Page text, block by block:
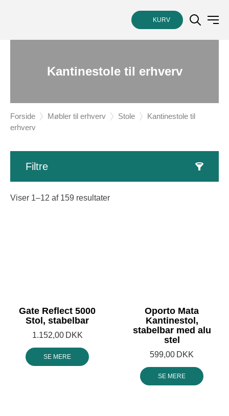
KURV
Kantinestole til erhverv
Forside Møbler til erhverv Stole
Kantinestole til
erhverv
Filtre
Viser 1–12 af 159 resultaterSorteret
Gate Reflect 5000
Stol, stabelbar
1.152,00 DKK
SE MERE
Oporto Mata
Kantinestol,
stabelbar med alu
stel
599,00 DKK
SE MERE